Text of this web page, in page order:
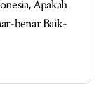
Apakah
benar Baik-